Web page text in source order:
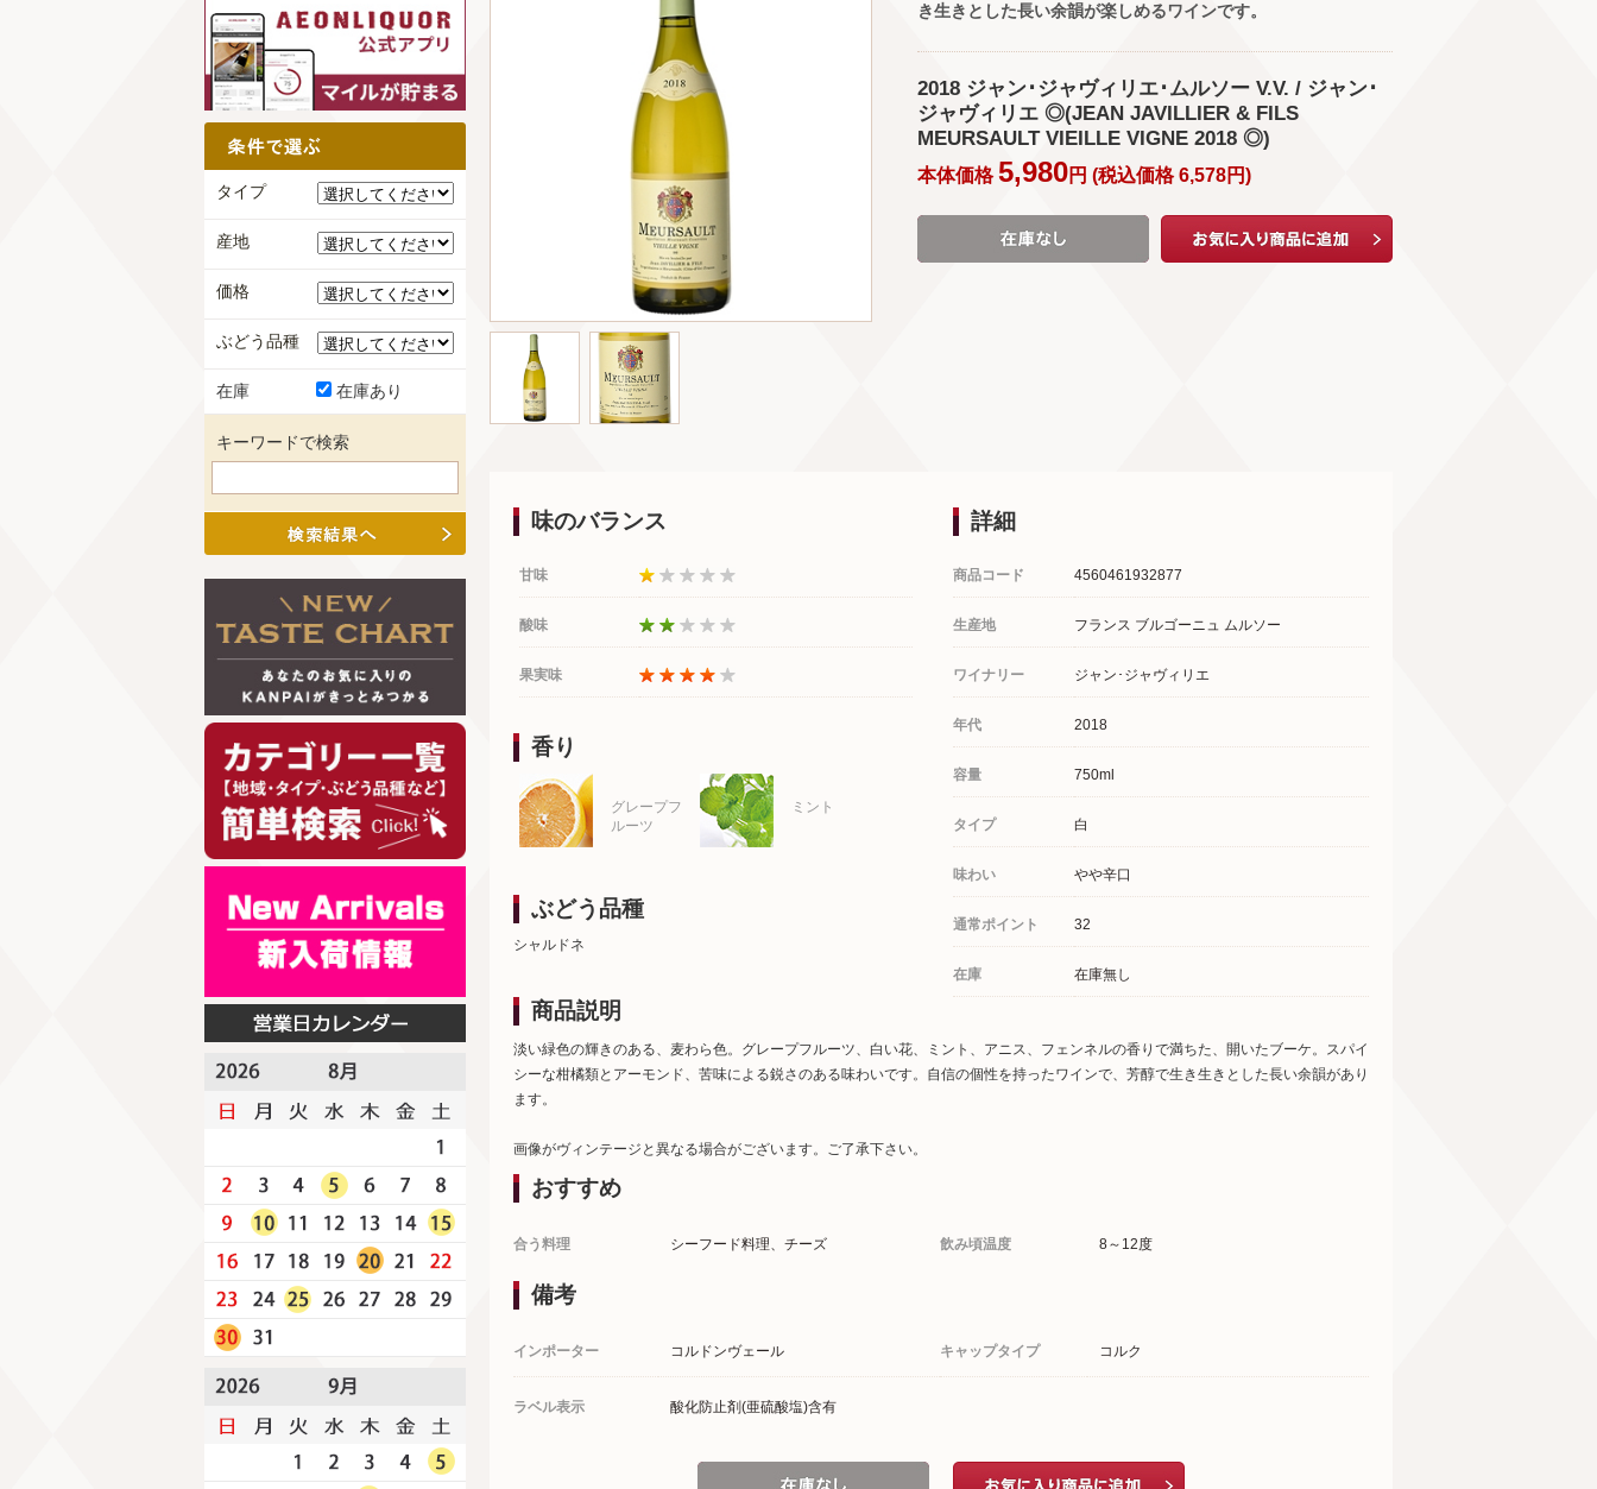
き生きとした長い余韻が楽しめるワインです。
2018 ジャン･ジャヴィリエ･ムルソー V.V. / ジャン･
ジャヴィリエ ◎(JEAN JAVILLIER & FILS
MEURSAULT VIEILLE VIGNE 2018 ◎)
本体価格5,980円 (税込価格6,578円)
詳細
商品コード 4560461932877
生産地 フランス ブルゴーニュ ムルソー
ワイナリー ジャン･ジャヴィリエ
年代 2018
容量 750ml
タイプ 白
味わい やや辛口
通常ポイント 32
在庫 在庫無し
味のバランス
甘味
酸味
果実味
香り
グレープフ
ルーツ
ミント
ぶどう品種
シャルドネ
商品説明
淡い緑色の輝きのある、麦わら色。グレープフルーツ、白い花、ミント、アニス、フェンネルの香りで満ちた、開いたブーケ。スパイ
シーな柑橘類とアーモンド、苦味による鋭さのある味わいです。自信の個性を持ったワインで、芳醇で生き生きとした長い余韻があり
ます。
画像がヴィンテージと異なる場合がございます。ご了承下さい。
おすすめ
合う料理 シーフード料理、チーズ 飲み頃温度 8～12度
備考
インポーター コルドンヴェール キャップタイプ コルク
ラベル表示 酸化防止剤(亜硫酸塩)含有
タイプ
産地
価格
ぶどう品種
在庫 在庫あり
キーワードで検索